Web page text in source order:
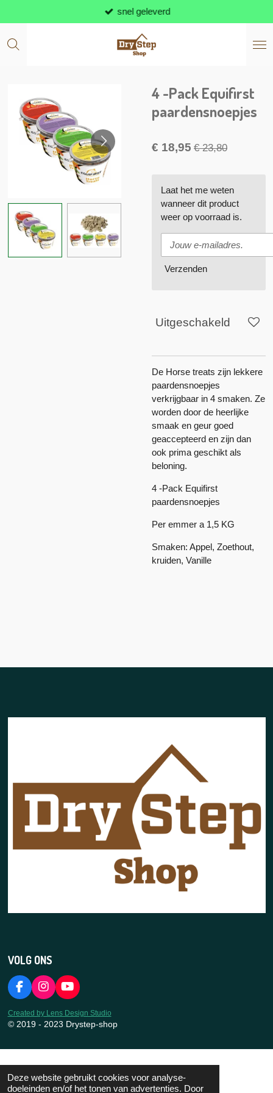
Deze website gebruikt cookies voor analyse-
doeleinden en/of het tonen van advertenties. Door
direct
naar
snel geleverd
4 -Pack Equifirst
paardensnoepjes
€ 18,95 € 23,80
Laat het me weten
wanneer dit product
weer op voorraad is.
Verzenden
Uitgeschakeld
De Horse treats zijn lekkere
paardensnoepjes
verkrijgbaar in 4 smaken. Ze
worden door de heerlijke
smaak en geur goed
geaccepteerd en zijn dan
ook prima geschikt als
beloning.
4 -Pack Equifirst
paardensnoepjes
Per emmer a 1,5 KG
Smaken: Appel, Zoethout,
kruiden, Vanille
VOLG ONS
F
a
c
e
k
I
n
s
t
a
m
Y
o
u
T
Created by Lens Design Studio
© 2019 - 2023 Drystep-shop